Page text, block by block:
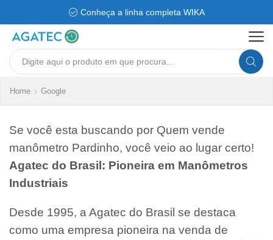
Conheça a linha completa WIKA
Search
Home Google
Se você esta buscando por Quem vende
manômetro Pardinho, você veio ao lugar certo!
Agatec do Brasil: Pioneira em Manômetros
Industriais
Desde 1995, a Agatec do Brasil se destaca
como uma empresa pioneira na venda de